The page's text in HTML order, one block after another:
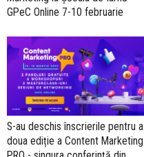
GPeC Online 7-10 februarie
S-au deschis înscrierile pentru a
doua ediție a Content Marketing